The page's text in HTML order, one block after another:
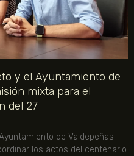
y el Ayuntamiento de
mixta para el
del 27
de Valdepeñas
los actos del centenario